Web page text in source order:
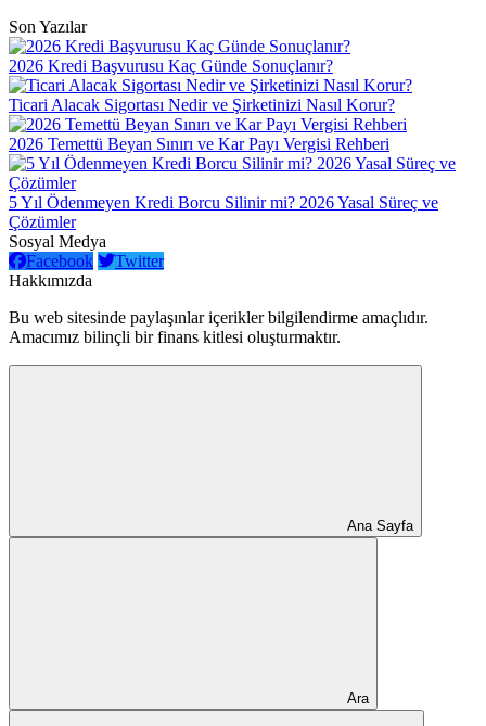
Son Yazılar
2026 Kredi Başvurusu Kaç Günde Sonuçlanır?
Ticari Alacak Sigortası Nedir ve Şirketinizi Nasıl Korur?
2026 Temettü Beyan Sınırı ve Kar Payı Vergisi Rehberi
5 Yıl Ödenmeyen Kredi Borcu Silinir mi? 2026 Yasal Süreç ve
Çözümler
Sosyal Medya
Facebook
Twitter
Hakkımızda
Bu web sitesinde paylaşınlar içerikler bilgilendirme amaçlıdır.
Amacımız bilinçli bir finans kitlesi oluşturmaktır.
Ana Sayfa
Ara